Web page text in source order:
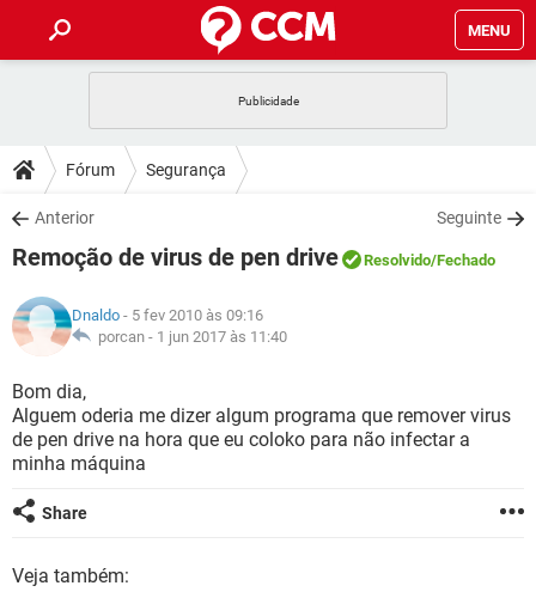
MENU
CELULAR
OUTLOOK
INSTAGRAM GMAIL
GUIA DE COMPRAS
DICAS
JOGOS
INSTAGRAM
DOWNLOADS
JOGOS WHATSAPP
CELULAR
OUTLOOK EXCEL
INSTAGRAM
GUIA DE COMPRAS
JOGOS
OUTLOOK
INSTAGRAM GMAIL
GLOSSÁRIO
JOGOS
CELULAR FACEBOOK
OUTLOOK
INSTAGRAM
Fórum Segurança
Anterior Seguinte
Remoção de virus de pen drive Resolvido/Fechado
Dnaldo - 5 fev 2010 às 09:16
porcan - 1 jun 2017 às 11:40
Bom dia,
Alguem oderia me dizer algum programa que remover virus
de pen drive na hora que eu coloko para não infectar a
minha máquina
Share
Veja também: